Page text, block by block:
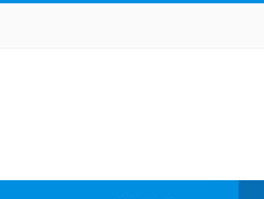
安全相关 应用软件